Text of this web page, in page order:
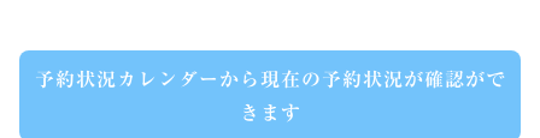
予約状況カレンダーから現在の予約状況が確認がで
きます